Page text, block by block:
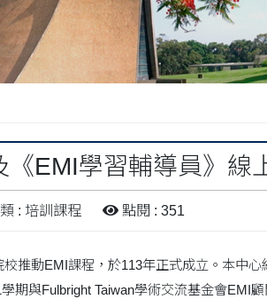
EMI學習輔導員》線
: 培訓課程 點閱 : 351
推動EMI課程，於113年正式成立。本中
期與Fulbright Taiwan學術交流基金會EMI